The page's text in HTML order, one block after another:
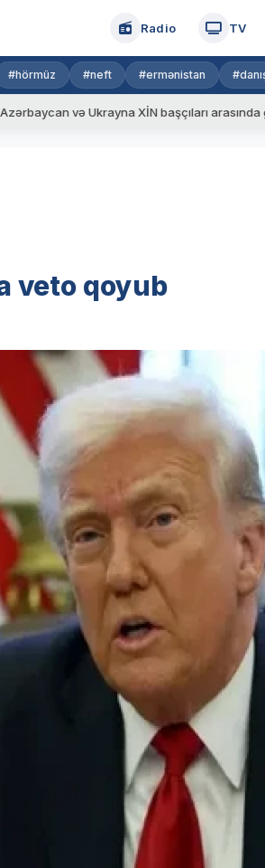
Radio TV
#hörmüz #neft #ermənistan
və Ukrayna XİN başçıları arasında geniş
veto qoyub